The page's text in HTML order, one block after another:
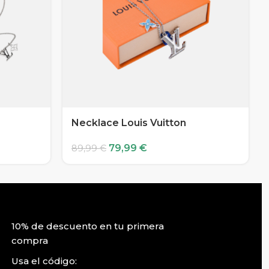
Necklace Louis Vuitton
89,99€ 79,99 €
10% de descuento en tu primera
compra
Usa el código: